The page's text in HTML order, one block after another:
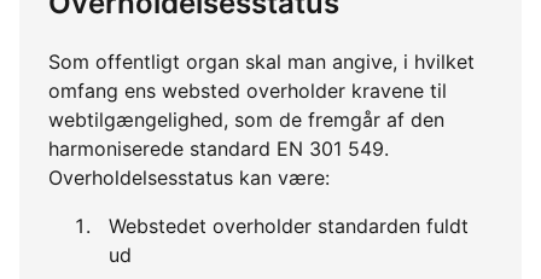
Som offentligt organ skal man angive, i hvilket
omfang ens websted overholder kravene til
webtilgængelighed, som de fremgår af den
harmoniserede standard EN 301 549.
Overholdelsesstatus kan være:
Webstedet overholder standarden fuldt
ud